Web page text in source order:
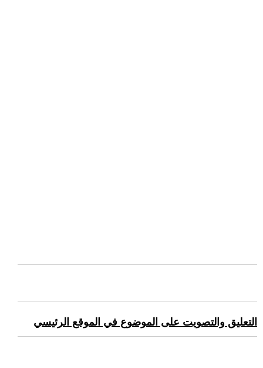
التعليق والتصويت على الموضوع في الموقع الرئيسي